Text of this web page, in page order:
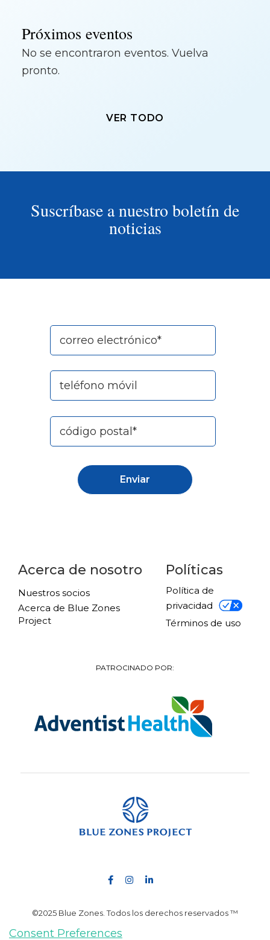
Consent Preferences
Próximos eventos
No se encontraron eventos. Vuelva
pronto.
VER TODO
Suscríbase a nuestro boletín de
noticias
Acerca de nosotro
Nuestros socios
Acerca de Blue Zones
Project
Políticas
Política de
privacidad
Términos de uso
PATROCINADO POR:
©2025 Blue Zones. Todos los derechos reservados ™